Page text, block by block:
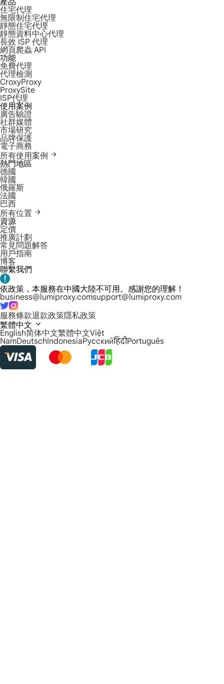
產品
住宅代理
無限制住宅代理
靜態住宅代理
靜態資料中心代理
長效 ISP 代理
網頁爬蟲 API
功能
免費代理
代理檢測
CroxyProxy
ProxySite
ISP代理
使用案例
廣告驗證
社群媒體
市場研究
品牌保護
電子商務
所有使用案例
熱門地區
德國
韓國
俄羅斯
法國
巴西
所有位置
資源
定價
推廣計劃
常見問題解答
用戶指南
博客
聯繫我們
依政策，本服務在中國大陸不可用。感謝您的理解！
business@lumiproxy.comsupport@lumiproxy.com
服務條款退款政策隱私政策
繁體中文
English简体中文繁體中文Việt
NamDeutschIndonesiaРусскийहिंदीPortuguês